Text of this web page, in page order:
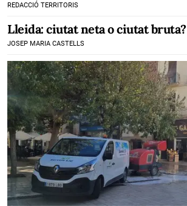
REDACCIÓ TERRITORIS
Lleida: ciutat neta o ciutat bruta?
JOSEP MARIA CASTELLS